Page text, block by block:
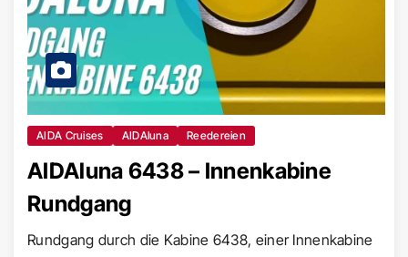
AIDA Cruises AIDAluna Reedereien
AIDAluna 6438 – Innenkabine
Rundgang
Rundgang durch die Kabine 6438, einer Innenkabine